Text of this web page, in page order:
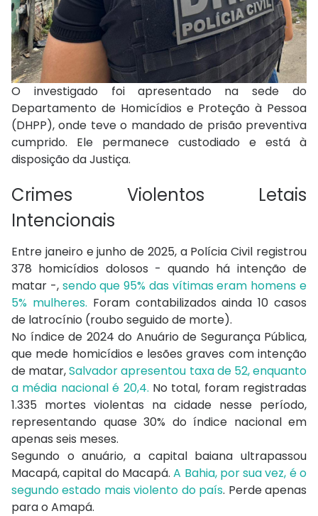
O investigado foi apresentado na sede do
Departamento de Homicídios e Proteção à Pessoa
(DHPP), onde teve o mandado de prisão preventiva
cumprido. Ele permanece custodiado e está à
disposição da Justiça.
Crimes Violentos Letais
Intencionais
Entre janeiro e junho de 2025, a Polícia Civil registrou
378 homicídios dolosos - quando há intenção de
matar -, sendo que 95% das vítimas eram homens e
5% mulheres. Foram contabilizados ainda 10 casos
de latrocínio (roubo seguido de morte).
No índice de 2024 do Anuário de Segurança Pública,
que mede homicídios e lesões graves com intenção
de matar,Salvador apresentou taxa de 52, enquanto
a média nacional é 20,4. No total, foram registradas
1.335 mortes violentas na cidade nesse período,
representando quase 30% do índice nacional em
apenas seis meses.
Segundo o anuário, a capital baiana ultrapassou
Macapá, capital do Macapá.A Bahia, por sua vez, é o
segundo estado mais violento do país. Perde apenas
para o Amapá.